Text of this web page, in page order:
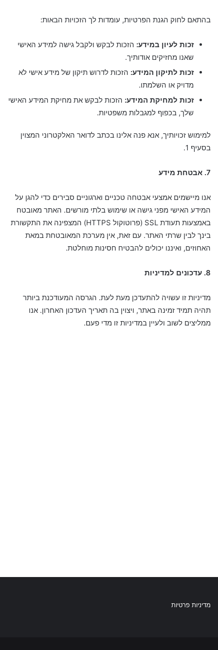
בהתאם לחוק הגנת הפרטיות, עומדות לך הזכויות הבאות:
זכות לעיון במידע: הזכות לבקש ולקבל גישה למידע האישי
שאנו מחזיקים אודותיך.
זכות לתיקון המידע: הזכות לדרוש תיקון של מידע אישי לא
מדויק או השלמתו.
זכות למחיקת המידע: הזכות לבקש את מחיקת המידע האישי
שלך, בכפוף למגבלות משפטיות.
למימוש זכויותיך, אנא פנה אלינו בכתב לדואר האלקטרוני המצוין
בסעיף 1.
7. אבטחת מידע
אנו מיישמים אמצעי אבטחה טכניים וארגוניים סבירים כדי להגן על
המידע האישי מפני גישה או שימוש בלתי מורשים. האתר מאובטח
באמצעות תעודת SSL (פרוטוקול HTTPS) המצפינה את התקשורת
בינך לבין שרתי האתר. עם זאת, אין מערכת המאובטחת במאת
האחוזים, ואיננו יכולים להבטיח חסינות מוחלטת.
8. עדכונים למדיניות
מדיניות זו עשויה להתעדכן מעת לעת. הגרסה המעודכנת ביותר
תהיה תמיד זמינה באתר, ויצוין בה תאריך העדכון האחרון. אנו
ממליצים לשוב ולעיין במדיניות זו מדי פעם.
מדיניות פרטיות